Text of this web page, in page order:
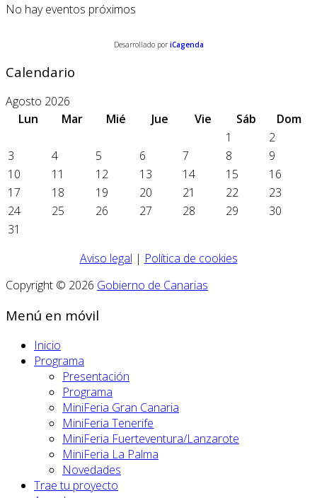
No hay eventos próximos
Desarrollado por iCagenda
Calendario
Agosto 2026
Lun
Mar Mié Jue Vie Sáb
Dom
1
2
3
4 5 6 7 8
9
10
11 12 13 14 15
16
17
18 19 20 21 22
23
24
25 26 27 28 29
30
31
Aviso legal | Política de cookies
Copyright © 2026 Gobierno de Canarias
Menú en móvil
Inicio
Programa
Presentación
Programa
MiniFeria Gran Canaria
MiniFeria Tenerife
MiniFeria Fuerteventura/Lanzarote
MiniFeria La Palma
Novedades
Trae tu proyecto